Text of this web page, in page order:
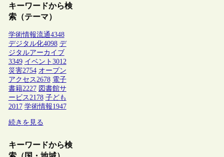
キーワードから検
索（テーマ）
学術情報流通4348
デジタル化4098 デ
ジタルアーカイブ
3349 イベント 3012
災害2754 オープン
アクセス2678 電子
書籍2227 図書館サ
ービス2178 子ども
2017 学術情報1947
続きを見る
キーワードから検